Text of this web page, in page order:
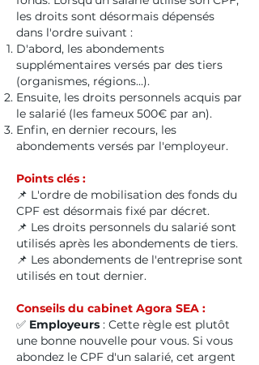
les droits sont désormais dépensés
dans l'ordre suivant :
D'abord, les abondements
supplémentaires versés par des tiers
(organismes, régions...).
Ensuite, les droits personnels acquis par
le salarié (les fameux 500€ par an).
Enfin, en dernier recours, les
abondements versés par l'employeur.
Points clés :
📌 L'ordre de mobilisation des fonds du
CPF est désormais fixé par décret.
📌 Les droits personnels du salarié sont
utilisés après les abondements de tiers.
📌 Les abondements de l'entreprise sont
utilisés en tout dernier.
Conseils du cabinet Agora SEA :
✅ Employeurs : Cette règle est plutôt
une bonne nouvelle pour vous. Si vous
abondez le CPF d'un salarié, cet argent